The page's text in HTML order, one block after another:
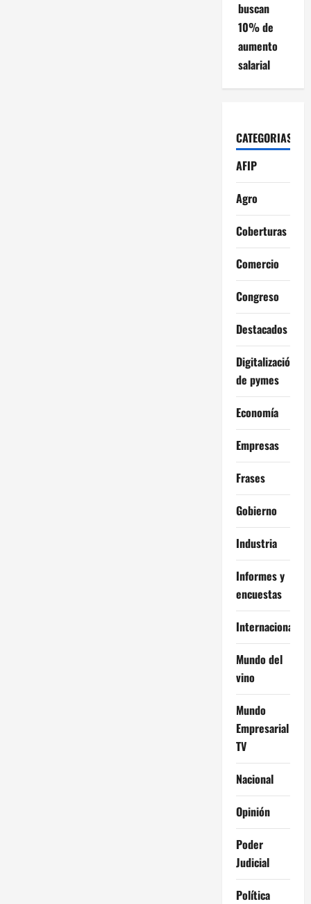
buscan
10% de
aumento
salarial
CATEGORIAS
AFIP
Agro
Coberturas
Comercio
Congreso
Destacados
Digitalización
de pymes
Economía
Empresas
Frases
Gobierno
Industria
Informes y
encuestas
Internacional
Mundo del
vino
Mundo
Empresarial
TV
Nacional
Opinión
Poder
Judicial
Política